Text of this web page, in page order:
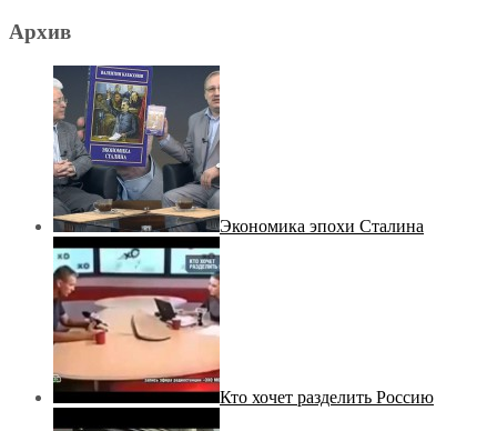
Архив
Экономика эпохи Сталина
Кто хочет разделить Россию